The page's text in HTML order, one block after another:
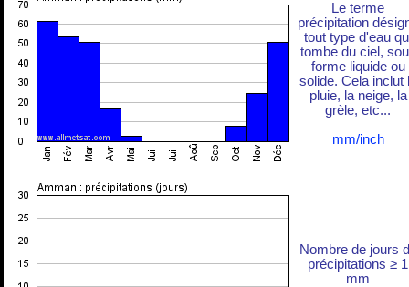
Le terme
précipitation
tout type d'eau
tombe du ciel,
forme liquide ou
solide. Cela inclut
pluie, la neige, la
grèle, etc...
mm/inch
Nombre de jours
précipitations ≥ 1
mm